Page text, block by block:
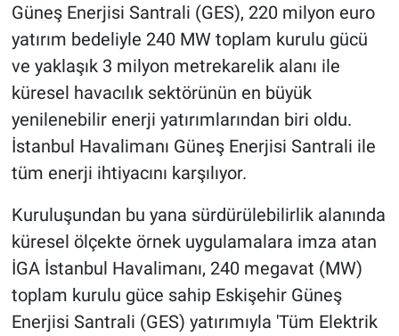
Güneş Enerjisi Santrali (GES), 220 milyon euro
yatırım bedeliyle 240 MW toplam kurulu gücü
ve yaklaşık 3 milyon metrekarelik alanı ile
küresel havacılık sektörünün en büyük
yenilenebilir enerji yatırımlarından biri oldu.
İstanbul Havalimanı Güneş Enerjisi Santrali ile
tüm enerji ihtiyacını karşılıyor.
Kuruluşundan bu yana sürdürülebilirlik alanında
küresel ölçekte örnek uygulamalara imza atan
İGA İstanbul Havalimanı, 240 megavat (MW)
toplam kurulu güce sahip Eskişehir Güneş
Enerjisi Santrali (GES) yatırımıyla 'Tüm Elektrik